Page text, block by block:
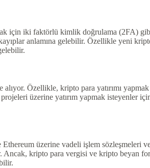
için iki faktörlü kimlik doğrulama (2FA)
anlamına gelebilir. Özellikle yeni
Özellikle, kripto para yatırımı
üzerine yatırım yapmak isteyenler
üzerine vadeli işlem sözleşmeleri
kripto para vergisi ve kripto beyan